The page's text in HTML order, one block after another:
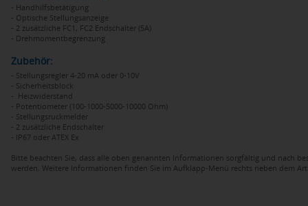
- Handhilfsbetätigung
- Optische Stellungsanzeige
- 2 zusätzliche FC1, FC2 Endschalter (5A)
- Drehmomentbegrenzung
Zubehör:
- Stellungsregler 4-20 mA oder 0-10V
- Sicherheitsblock
- Heizwiderstand
- Potentiometer (100-1000-5000-10000 Ohm)
- Stellungsruckmelder
- 2 zusätzliche Endschalter
- IP67 oder ATEX Ex
Bitte beachten Sie, dass alle oben genannten Informationen sorgfältig und nach
werden. Weitere Informationen finden Sie im Aufklapp-Menü rechts neben dem